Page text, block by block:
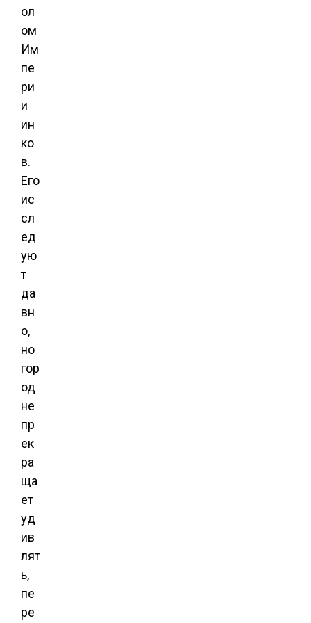
ол
ом
Им
пе
ри
и
ин
ко
в.
Его
ис
сл
ед
ую
т
да
вн
о,
но
гор
од
не
пр
ек
ра
ща
ет
уд
ив
лят
ь,
пе
ре